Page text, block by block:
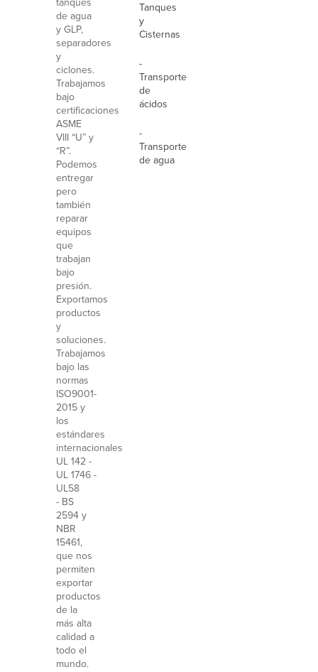
de agua
y GLP,
separadores
y
ciclones.
Trabajamos
bajo
certificaciones
ASME
VIII “U” y
“R”.
Podemos
entregar
pero
también
reparar
equipos
que
trabajan
bajo
presión.
Exportamos
productos
y
soluciones.
Trabajamos
bajo las
normas
ISO9001-
2015 y
los
estándares
internacionales
UL 142 -
UL 1746 -
UL58
- BS
2594 y
NBR
15461,
que nos
permiten
exportar
productos
de la
más alta
calidad a
todo el
mundo.
Tanques
y
Cisternas
-
Transporte
de
ácidos
-
Transporte
de agua